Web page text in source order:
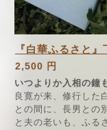
『白華ふるさと
2,500 円
いつよりか入相の鐘
良寛が来、修行した
との間に、長男との
と夫の老いも、ふる